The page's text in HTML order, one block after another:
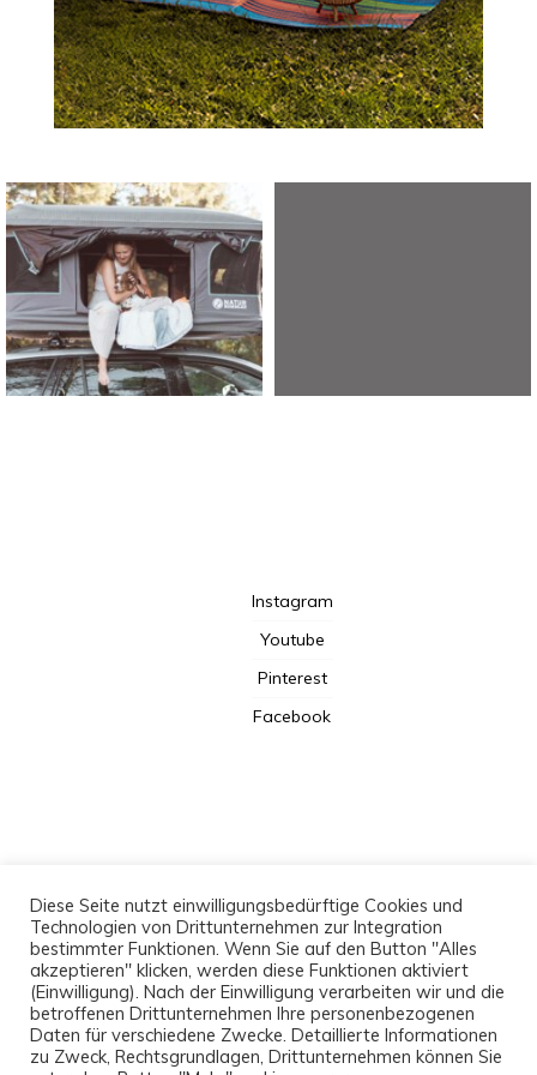
Instagram
Youtube
Pinterest
Facebook
Datenschutzerklärung
Newsletter
Impressum
Diese Seite nutzt einwilligungsbedürftige Cookies und
Technologien von Drittunternehmen zur Integration
bestimmter Funktionen. Wenn Sie auf den Button "Alles
akzeptieren" klicken, werden diese Funktionen aktiviert
(Einwilligung). Nach der Einwilligung verarbeiten wir und die
betroffenen Drittunternehmen Ihre personenbezogenen
Daten für verschiedene Zwecke. Detaillierte Informationen
zu Zweck, Rechtsgrundlagen, Drittunternehmen können Sie